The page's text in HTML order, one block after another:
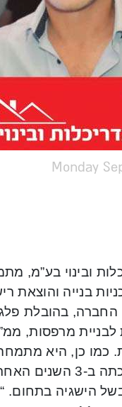
Monday
ובינוי בע”מ,
בנייה והוצאת
החברה, בהובלת פלג
לבניית מרפסות,
כמו כן, היא
אדריכלי, תוך שזכתה ב-
הישגיה בתחום.